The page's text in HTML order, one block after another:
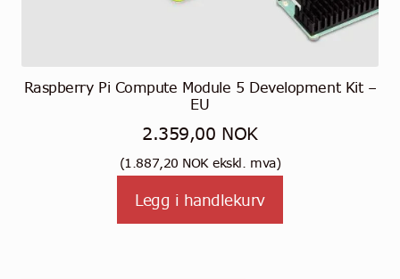
Raspberry Pi Compute Module 5 Development Kit –
EU
2.359,00 NOK
(1.887,20 NOKekskl. mva)
Legg i handlekurv